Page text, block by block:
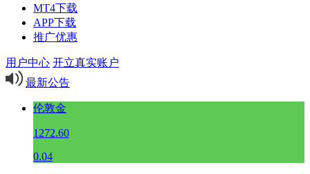
MT4下载
APP下载
推广优惠
用户中心 开立真实账户
最新公告
伦敦金
1272.60
0.04